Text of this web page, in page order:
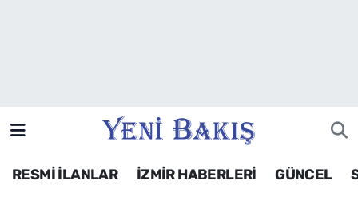
RESMİ İLANLAR İZMİR HABERLERİ GÜNCEL
Siyaset